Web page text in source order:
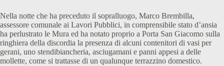
Nella notte che ha preceduto il sopralluogo, Marco Brembilla,
assessore comunale ai Lavori Pubblici, in comprensibile stato d’ansia
ha perlustrato le Mura ed ha notato proprio a Porta San Giacomo sulla
ringhiera della discordia la presenza di alcuni contenitori di vasi per
gerani, uno stendibiancheria, asciugamani e panni appesi a delle
mollette, come si trattasse di un qualunque terrazzino domestico.